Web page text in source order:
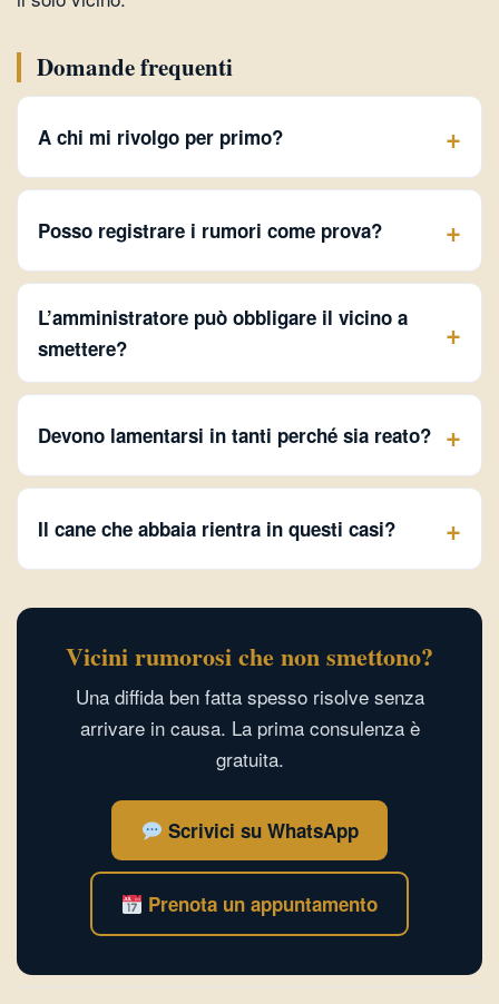
Domande frequenti
A chi mi rivolgo per primo?
Posso registrare i rumori come prova?
L’amministratore può obbligare il vicino a
smettere?
Devono lamentarsi in tanti perché sia reato?
Il cane che abbaia rientra in questi casi?
Vicini rumorosi che non smettono?
Una diffida ben fatta spesso risolve senza
arrivare in causa. La prima consulenza è
gratuita.
Scrivici su WhatsApp
Prenota un appuntamento